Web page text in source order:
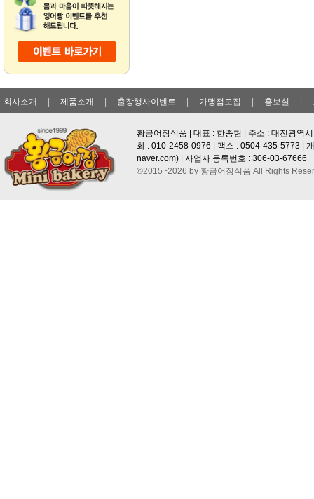
회사소개 제품소개 출장행사이벤트 가맹점모집 홍보실
황금어장식품 | 대표 : 한종현 | 주소 : 대전광역
화 : 010-2458-0976 | 팩스 : 0504-435-5773 |
naver.com) | 사업자 등록번호 : 306-03-67666
©2015~2026 by 황금어장식품 All Rights